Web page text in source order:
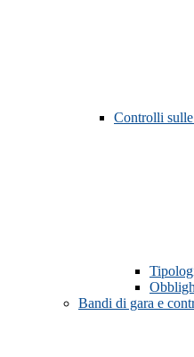
Controlli
Bandi di gara e